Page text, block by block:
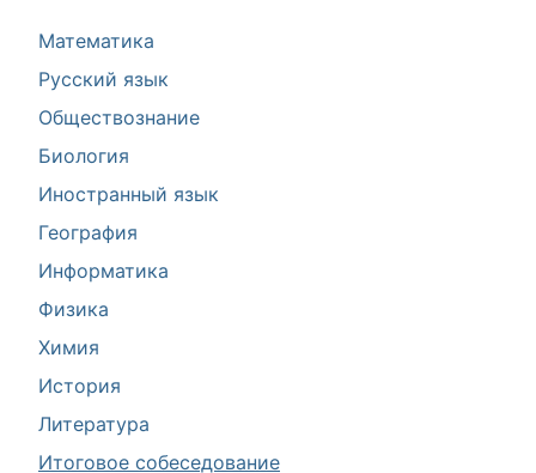
Математика
Русский язык
Обществознание
Биология
Иностранный язык
География
Информатика
Физика
Химия
История
Литература
Итоговое собеседование